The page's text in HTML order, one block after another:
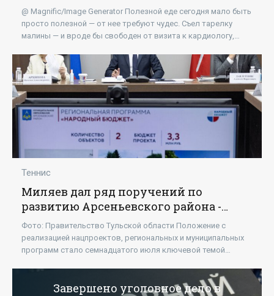
@ Magnific/Image Generator Полезной еде сегодня мало быть
просто полезной — от нее требуют чудес. Съел тарелку
малины — и вроде бы свободен от визита к кардиологу,
Теннис
Миляев дал ряд поручений по
развитию Арсеньевского района -
«Новости»
Фото: Правительство Тульской области Положение с
реализацией нацпроектов, региональных и муниципальных
программ стало семнадцатого июля ключевой темой
Завершено уголовное дело в